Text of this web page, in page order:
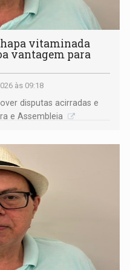
vitaminada
vantagem para
às 09:18
disputas acirradas e
e Assembleia